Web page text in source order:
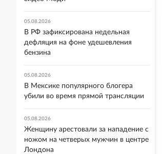
05.08.2026
В РФ зафиксирована недельная
дефляция на фоне удешевления
бензина
05.08.2026
В Мексике популярного блогера
убили во время прямой трансляции
05.08.2026
Женщину арестовали за нападение с
ножом на четверых мужчин в центре
Лондона